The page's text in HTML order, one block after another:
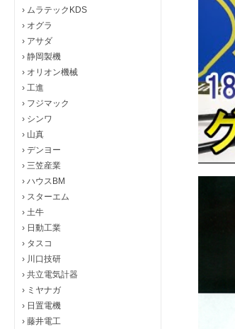
› ムラテックKDS
› オグラ
› アサダ
› 静岡製機
› オリオン機械
› 工進
› フジマック
› シンワ
› 山真
› デンヨー
› 三笠産業
› ハウスBM
› スターエム
› 土牛
› 日動工業
› タスコ
› 川口技研
› 共立電気計器
› ミヤナガ
› 日置電機
› 藤井電工